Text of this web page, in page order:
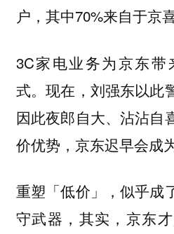
户，其中70%来自于京
3C家电业务为京东带
式。现在，刘强东以此
因此夜郎自大、沾沾自
价优势，京东迟早会成
重塑「低价」，似乎成
守武器，其实，京东